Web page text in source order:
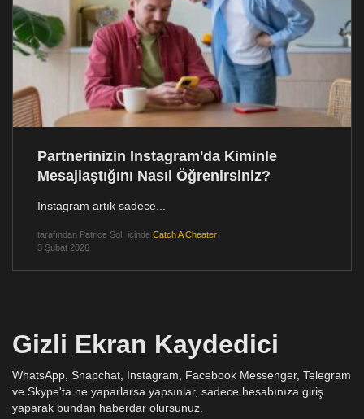
Partnerinizin Instagram'da Kiminle
Mesajlaştığını Nasıl Öğrenirsiniz?
Instagram artık sadece...
tarafından Patrice Sol içinde Catch A Cheater
3 Şubat 2026
Gizli Ekran Kaydedici
WhatsApp, Snapchat, Instagram, Facebook Messenger, Telegram
ve Skype'ta ne yaparlarsa yapsınlar, sadece hesabınıza giriş
yaparak bundan haberdar olursunuz.